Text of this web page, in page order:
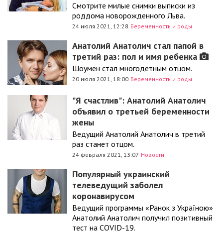
Смотрите милые снимки выписки из
роддома новорожденного Льва.
24 июля 2021, 12:28 Беременность и роды
Анатолий Анатолич стал папой в
третий раз: пол и имя ребенка
Шоумен стал многодетным отцом.
20 июля 2021, 18:00 Беременность и роды
"Я счастлив": Анатолий Анатолич
объявил о третьей беременности
жены
Ведущий Анатолий Анатолич в третий
раз станет отцом.
24 февраля 2021, 13:07 Новости
Популярный украинский
телеведущий заболел
коронавирусом
Ведущий программы «Ранок з Україною»
Анатолий Анатолич получил позитивный
тест на COVID-19.